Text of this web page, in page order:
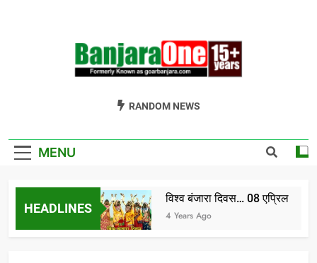
Welcome To
GoarBanjara.com
RANDOM NEWS
MENU
HEADLINES
भाग-1
विश्व बंजारा दिवस… 08 एप्रिल
4 Years Ago